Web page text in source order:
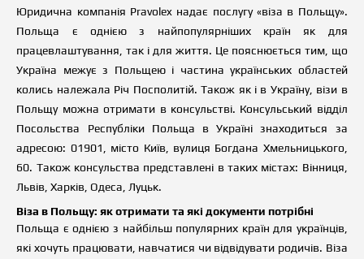
Юридична компанія Pravolex надає послугу «віза в Польщу».
Польща є однією з найпопулярніших країн як для
працевлаштування, так і для життя. Це пояснюється тим, що
Україна межує з Польщею і частина українських областей
колись належала Річ Посполитій. Також як і в Україну, візи в
Польщу можна отримати в консульстві. Консульський відділ
Посольства Республіки Польща в Україні знаходиться за
адресою: 01901, місто Київ, вулиця Богдана Хмельницького,
60. Також консульства представлені в таких містах: Вінниця,
Львів, Харків, Одеса, Луцьк.
Віза в Польщу: як отримати та які документи потрібні
Польща є однією з найбільш популярних країн для українців,
які хочуть працювати, навчатися чи відвідувати родичів. Віза